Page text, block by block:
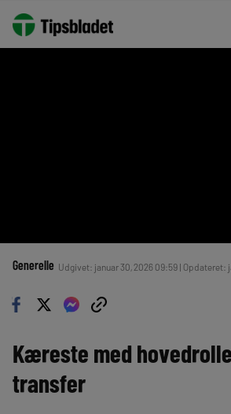
Generelle Udgivet: januar 30, 2026 09:59 | Opdateret:
Kæreste med
transfer